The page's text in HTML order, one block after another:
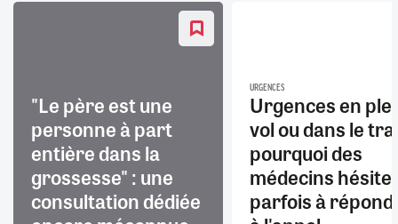
"Le père est une
personne à part
entière dans la
grossesse" : une
consultation dédiée
URGENCES
Urgences en
vol ou dans le
pourquoi des
médecins
parfois à